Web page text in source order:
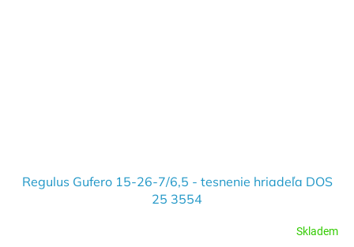
Regulus Gufero 15-26-7/6,5 - tesnenie hriadeľa DOS
25 3554
Skladem